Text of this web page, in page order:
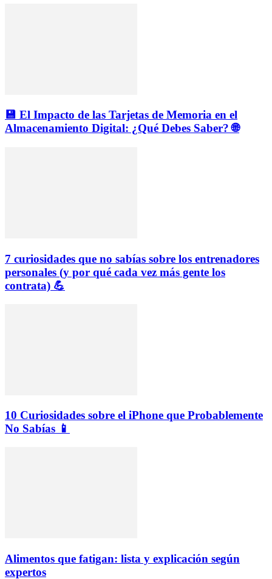
💾 El Impacto de las Tarjetas de Memoria en el
Almacenamiento Digital: ¿Qué Debes Saber? 🌐
7 curiosidades que no sabías sobre los entrenadores
personales (y por qué cada vez más gente los
contrata) 💪
10 Curiosidades sobre el iPhone que Probablemente
No Sabías 📱
Alimentos que fatigan: lista y explicación según
expertos